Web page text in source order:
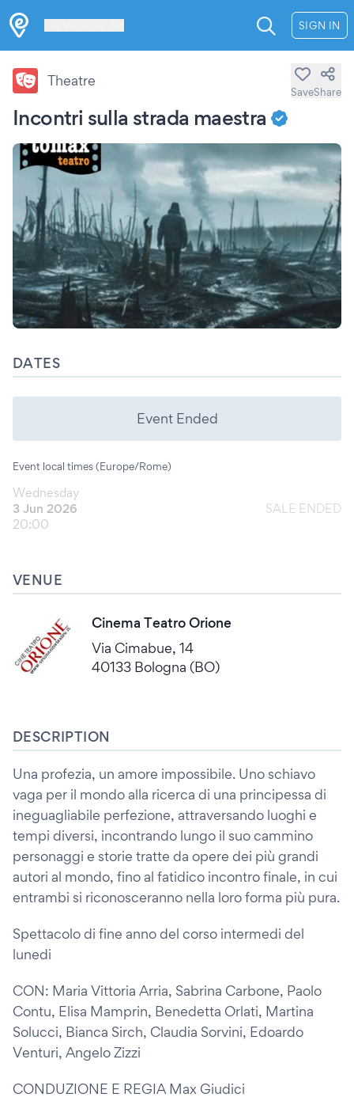
SIGN IN
Incontri sulla strada maestra
Theatre
SaveShare
DATES
Event Ended
Event local times (Europe/Rome)
Wednesday
3 Jun 2026
20:00
SALE ENDED
VENUE
Cinema Teatro Orione
Via Cimabue, 14
40133 Bologna (BO)
DESCRIPTION
Una profezia, un amore impossibile. Uno schiavo
vaga per il mondo alla ricerca di una principessa di
ineguagliabile perfezione, attraversando luoghi e
tempi diversi, incontrando lungo il suo cammino
personaggi e storie tratte da opere dei più grandi
autori al mondo, fino al fatidico incontro finale, in cui
entrambi si riconosceranno nella loro forma più pura.
Spettacolo di fine anno del corso intermedi del
lunedi
CON: Maria Vittoria Arria, Sabrina Carbone, Paolo
Contu, Elisa Mamprin, Benedetta Orlati, Martina
Solucci, Bianca Sirch, Claudia Sorvini, Edoardo
Venturi, Angelo Zizzi
CONDUZIONE E REGIA Max Giudici